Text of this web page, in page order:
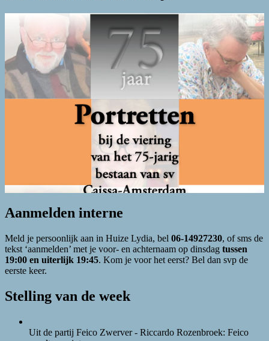
Aanmelden interne
Meld je persoonlijk aan in Huize Lydia, bel 06-14927230, of sms de
tekst ‘aanmelden’ met je voor- en achternaam op dinsdag tussen
19:00 en uiterlijk 19:45. Kom je voor het eerst? Bel dan svp de
eerste keer.
Stelling van de week
Uit de partij Feico Zwerver - Riccardo Rozenbroek: Feico